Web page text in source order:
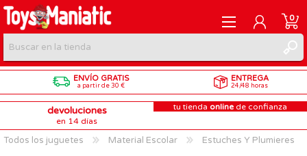
REGISTRARME
INICIAR SESIÓN
0
ENVÍO GRATIS
a partir de 30 €
ENTREGA
24/48 horas
devoluciones
en 14 días
tu tienda online de confianza
Todos los juguetes Material Escolar Estuches Y Plumieres